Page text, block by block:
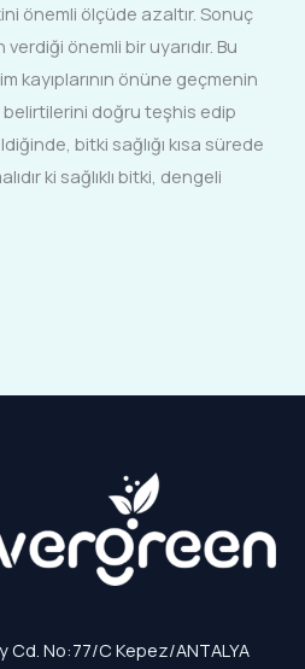
önemli ölçüde azaltır. Sonuç
önemli bir uyarıdır. Bu
kayıplarının önüne geçmenin
belirtilerini doğru teşhis edip
bitki sağlığı kısa sürede
ki sağlıklı bitki, dengeli
Cd. No:77/C Kepez/ANTALYA